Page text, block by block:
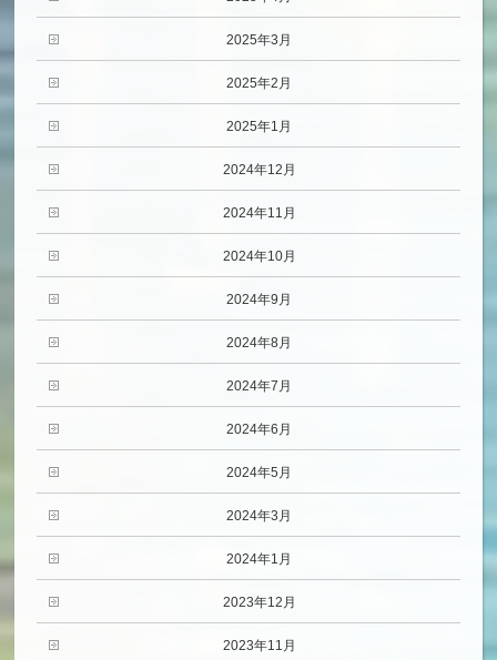
2025年3月
2025年2月
2025年1月
2024年12月
2024年11月
2024年10月
2024年9月
2024年8月
2024年7月
2024年6月
2024年5月
2024年3月
2024年1月
2023年12月
2023年11月